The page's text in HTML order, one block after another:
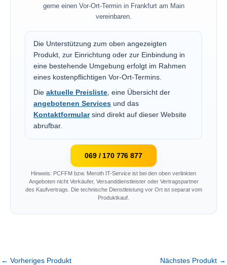
gerne einen Vor-Ort-Termin in Frankfurt am Main
vereinbaren.
Die Unterstützung zum oben angezeigten
Produkt, zur Einrichtung oder zur Einbindung in
eine bestehende Umgebung erfolgt im Rahmen
eines kostenpflichtigen Vor-Ort-Termins.
Die aktuelle Preisliste, eine Übersicht der
angebotenen Services und das
Kontaktformularsind direkt auf dieser Website
abrufbar.
069 / 170 776 877
Hinweis: PCFFM bzw. Meroth IT-Service ist bei den oben verlinkten
Angeboten nicht Verkäufer, Versanddienstleister oder Vertragspartner
des Kaufvertrags. Die technische Dienstleistung vor Ort ist separat vom
Produktkauf.
← Vorheriges Produkt Nächstes Produkt →